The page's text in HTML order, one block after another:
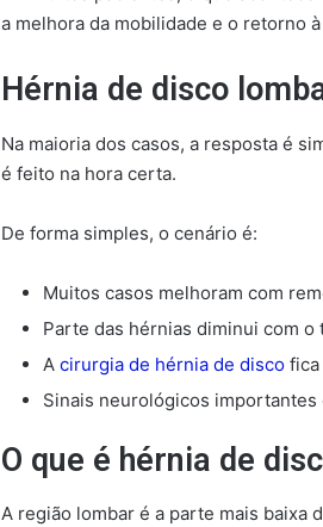
a melhora da mobilidade e o retorno
Hérnia de disco
Na maioria dos casos, a resposta é
é feito na hora certa.
De forma simples, o cenário é:
Muitos casos melhoram com
Parte das hérnias diminui com
A cirurgia de hérnia de disco
Sinais neurológicos importantes
O que é hérnia de
A região lombar é a parte mais baixa